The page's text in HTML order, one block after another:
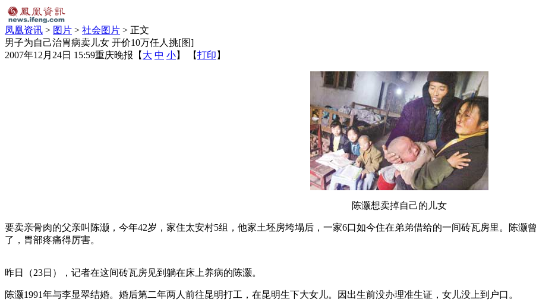
凤凰资讯 > 图片 > 社会图片 > 正文
男子为自己治胃病卖儿女 开价10万任人挑[图]
2007年12月24日 15:59重庆晚报 【 大 中 小】 【打印 】
陈灏想卖掉自己的儿女
要卖亲骨肉的父亲叫陈灏，今年42岁，家住太安村5组，他家土坯房垮塌后，一家6口如今住在弟弟借给的一间砖瓦房里。陈灏
了，胃部疼痛得厉害。
昨日（23日），记者在这间砖瓦房见到躺在床上养病的陈灏。
陈灏1991年与李显翠结婚。婚后第二年两人前往昆明打工，在昆明生下大女儿。因出生前没办理准生证，女儿没上到户口。